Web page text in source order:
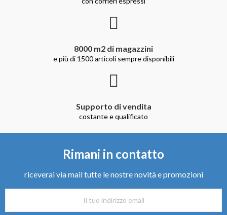
8000 m2 di magazzini
e più di 1500 articoli sempre disponibili
Supporto di vendita
costante e qualificato
Rimani in contatto
riceverai via mail tutte le nostre novità e promozioni